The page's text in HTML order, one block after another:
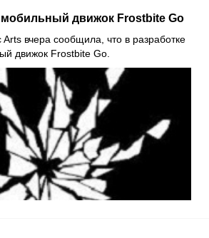
движок Frostbite Go
вчера сообщила, что в разработке
движок Frostbite Go.